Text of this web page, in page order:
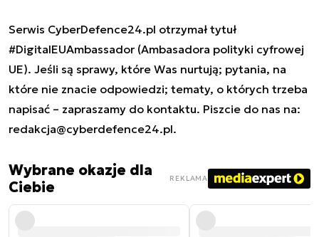
Serwis CyberDefence24.pl otrzymał tytuł
#DigitalEUAmbassador (Ambasadora polityki cyfrowej
UE). Jeśli są sprawy, które Was nurtują; pytania, na
które nie znacie odpowiedzi; tematy, o których trzeba
napisać – zapraszamy do kontaktu. Piszcie do nas na:
redakcja@cyberdefence24.pl.
Wybrane okazje dla
Ciebie
REKLAMA